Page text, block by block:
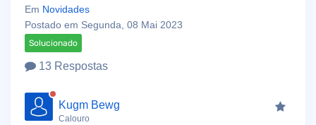
Em Novidades
Postado em Segunda, 08 Mai 2023
Solucionado
13 Respostas
Kugm Bewg
Calouro